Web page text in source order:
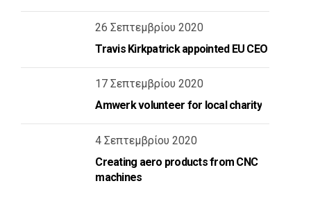
26 Σεπτεμβρίου 2020
Travis Kirkpatrick appointed EU CEO
17 Σεπτεμβρίου 2020
Amwerk volunteer for local charity
4 Σεπτεμβρίου 2020
Creating aero products from CNC
machines